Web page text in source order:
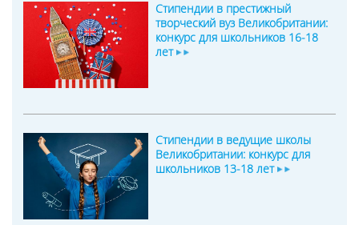
Стипендии в престижный
творческий вуз Великобритании:
конкурс для школьников 16-18
лет
Стипендии в ведущие школы
Великобритании: конкурс для
школьников 13-18 лет